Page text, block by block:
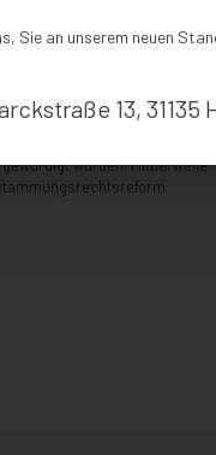
Väter: Was seit der
gilt
das
dass die
wurden. Mittlerweile
Sie an unserem neuen
13, 31135